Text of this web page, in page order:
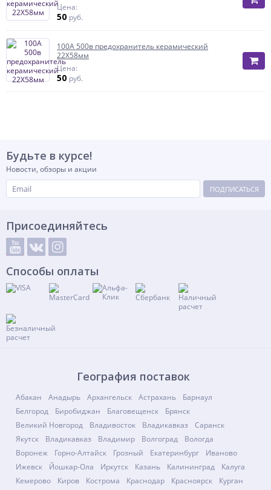
Цена:
50 руб.
100А 500в предохранитель керамический
22Х58мм
Цена:
50 руб.
Будьте в курсе!
Новости, обзоры и акции
ПОДПИСАТЬСЯ
Присоединяйтесь
Способы оплаты
География поставок
Абакан Анадырь Архангельск Астрахань
Барнаул
Белгород
Биробиджан Благовещенск
Брянск
Великий Новгород
Владивосток Владикавказ
Саранск
Якутск
Владикавказ Владимир Волгоград
Вологда
Воронеж
Горно-Алтайск Грозный Екатеринбург
Иваново
Ижевск
Йошкар-Ола Иркутск Казань Калининград
Калуга
Кемерово
Киров Кострома Краснодар Красноярск
Курган